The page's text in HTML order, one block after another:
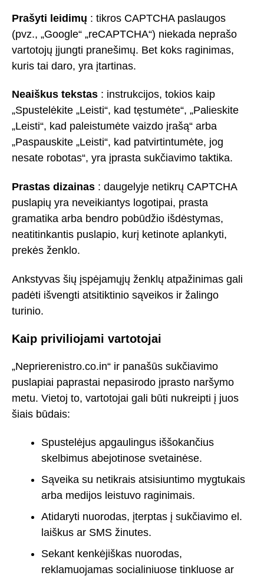
Prašyti leidimų : tikros CAPTCHA paslaugos
(pvz., „Google“ „reCAPTCHA“) niekada neprašo
vartotojų įjungti pranešimų. Bet koks raginimas,
kuris tai daro, yra įtartinas.
Neaiškus tekstas : instrukcijos, tokios kaip
„Spustelėkite „Leisti“, kad tęstumėte“, „Palieskite
„Leisti“, kad paleistumėte vaizdo įrašą“ arba
„Paspauskite „Leisti“, kad patvirtintumėte, jog
nesate robotas“, yra įprasta sukčiavimo taktika.
Prastas dizainas : daugelyje netikrų CAPTCHA
puslapių yra neveikiantys logotipai, prasta
gramatika arba bendro pobūdžio išdėstymas,
neatitinkantis puslapio, kurį ketinote aplankyti,
prekės ženklo.
Ankstyvas šių įspėjamųjų ženklų atpažinimas gali
padėti išvengti atsitiktinio sąveikos ir žalingo
turinio.
Kaip priviliojami vartotojai
„Neprierenistro.co.in“ ir panašūs sukčiavimo
puslapiai paprastai nepasirodo įprasto naršymo
metu. Vietoj to, vartotojai gali būti nukreipti į juos
šiais būdais:
Spustelėjus apgaulingus iššokančius
skelbimus abejotinose svetainėse.
Sąveika su netikrais atsisiuntimo mygtukais
arba medijos leistuvo raginimais.
Atidaryti nuorodas, įterptas į sukčiavimo el.
laiškus ar SMS žinutes.
Sekant kenkėjiškas nuorodas,
reklamuojamas socialiniuose tinkluose ar